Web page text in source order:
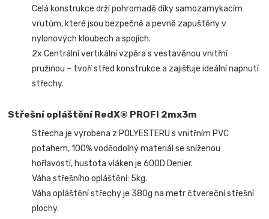
Celá konstrukce drží pohromadě díky samozamykacím
vrutům, které jsou bezpečně a pevně zapuštěny v
nylonových kloubech a spojích.
2x Centrální vertikální vzpěra s vestavěnou vnitřní
pružinou – tvoří střed konstrukce a zajišťuje ideální napnutí
střechy.
Střešní opláštění RedX® PROFI 2mx3m
Střecha je vyrobena z POLYESTERU s vnitřním PVC
potahem, 100% voděodolný materiál se sníženou
hořlavostí, hustota vláken je 600D Denier.
Váha střešního opláštění: 5kg.
Váha opláštění střechy je 380g na metr čtvereční střešní
plochy.